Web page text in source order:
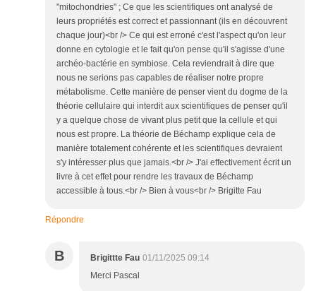
"mitochondries" ; Ce que les scientifiques ont analysé de
leurs propriétés est correct et passionnant (ils en découvrent
chaque jour)<br /> Ce qui est erroné c'est l'aspect qu'on leur
donne en cytologie et le fait qu'on pense qu'il s'agisse d'une
archéo-bactérie en symbiose. Cela reviendrait à dire que
nous ne serions pas capables de réaliser notre propre
métabolisme. Cette manière de penser vient du dogme de la
théorie cellulaire qui interdit aux scientifiques de penser qu'il
y a quelque chose de vivant plus petit que la cellule et qui
nous est propre. La théorie de Béchamp explique cela de
manière totalement cohérente et les scientifiques devraient
s'y intéresser plus que jamais.<br /> J'ai effectivement écrit un
livre à cet effet pour rendre les travaux de Béchamp
accessible à tous.<br /> Bien à vous<br /> Brigitte Fau
Répondre
B Brigittte Fau 01/11/2025 09:14
Merci Pascal